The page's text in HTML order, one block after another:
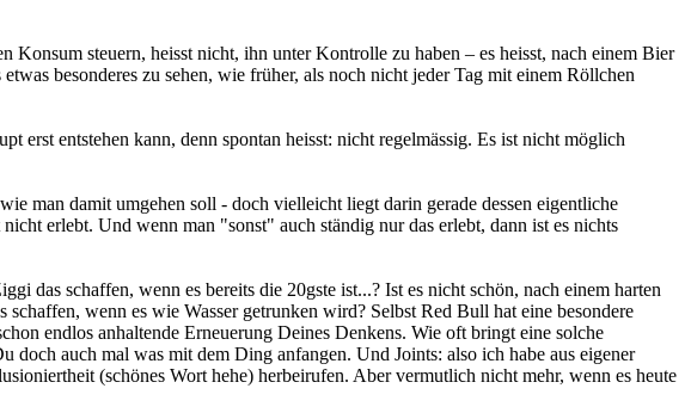
steuern, heisst nicht, ihn unter Kontrolle zu haben – es heisst, nach einem Bier
besonderes zu sehen, wie früher, als noch nicht jeder Tag mit einem Röllchen
erst entstehen kann, denn spontan heisst: nicht regelmässig. Es ist nicht möglich
man damit umgehen soll - doch vielleicht liegt darin gerade dessen eigentliche
erlebt. Und wenn man "sonst" auch ständig nur das erlebt, dann ist es nichts
das schaffen, wenn es bereits die 20gste ist...? Ist es nicht schön, nach einem harten
wenn es wie Wasser getrunken wird? Selbst Red Bull hat eine besondere
endlos anhaltende Erneuerung Deines Denkens. Wie oft bringt eine solche
auch mal was mit dem Ding anfangen. Und Joints: also ich habe aus eigener
(schönes Wort hehe) herbeirufen. Aber vermutlich nicht mehr, wenn es heute